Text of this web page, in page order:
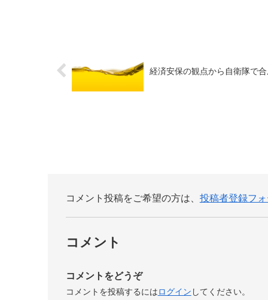
経済安保の観点から自衛隊で
コメント投稿をご希望の方は、 投稿者登録フ
コメント
コメントをどうぞ
コメントを投稿するにはログイン してください。